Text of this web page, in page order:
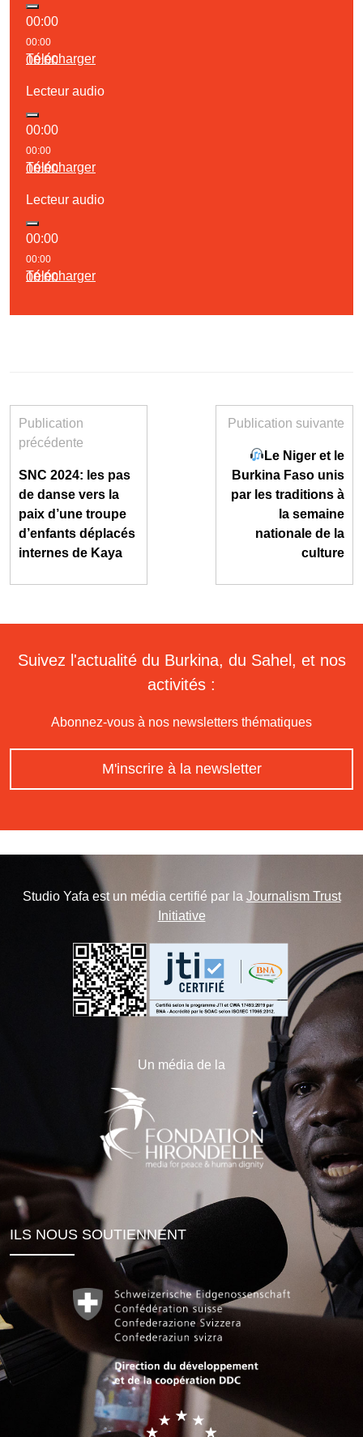
00:00
00:00
00:00
Télécharger
Lecteur audio
00:00
00:00
00:00
Télécharger
Lecteur audio
00:00
00:00
00:00
Télécharger
Publication
précédente
SNC 2024: les pas
de danse vers la
paix d’une troupe
d’enfants déplacés
internes de Kaya
Publication suivante
Le Niger et le
Burkina Faso unis
par les traditions à
la semaine
nationale de la
culture
Suivez l'actualité du Burkina, du Sahel, et nos
activités :
Abonnez-vous à nos newsletters thématiques
M'inscrire à la newsletter
Studio Yafa est un média certifié par la Journalism Trust
Initiative
Un média de la
ILS NOUS SOUTIENNENT